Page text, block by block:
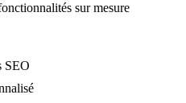
sur mesure
SEO